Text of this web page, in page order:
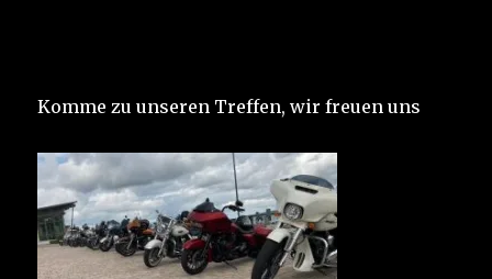
Komme zu unseren Treffen, wir freuen uns